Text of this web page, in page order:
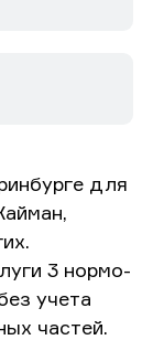
для
3 нормо-
учета
частей.